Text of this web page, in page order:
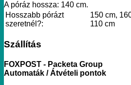
A póráz hossza: 140 cm.
Hosszabb pórázt
szeretnél?:
150 cm,
110 cm
Szállítás
FOXPOST - Packeta Group
Automaták / Átvételi pontok